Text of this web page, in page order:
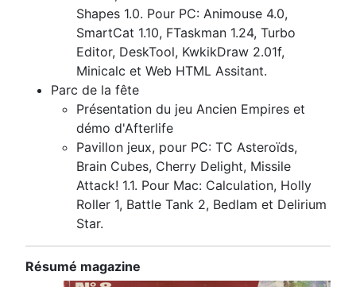
Shapes 1.0. Pour PC: Animouse 4.0,
SmartCat 1.10, FTaskman 1.24, Turbo
Editor, DeskTool, KwkikDraw 2.01f,
Minicalc et Web HTML Assitant.
Parc de la fête
Présentation du jeu Ancien Empires et
démo d'Afterlife
Pavillon jeux, pour PC: TC Asteroïds,
Brain Cubes, Cherry Delight, Missile
Attack! 1.1. Pour Mac: Calculation, Holly
Roller 1, Battle Tank 2, Bedlam et Delirium
Star.
Résumé magazine